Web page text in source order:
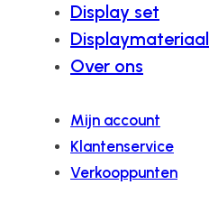
Display set
Displaymateriaal
Over ons
Mijn account
Klantenservice
Verkooppunten